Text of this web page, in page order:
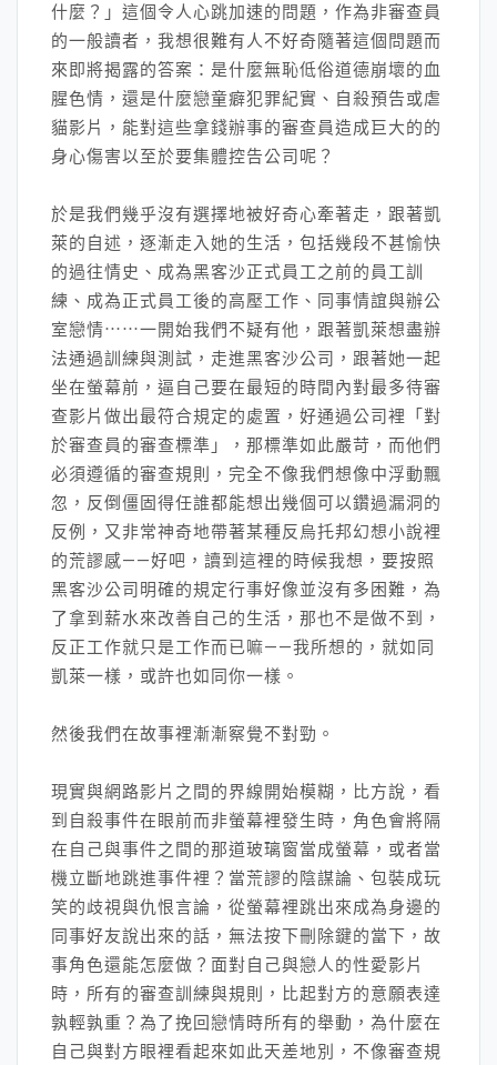
什麼？」這個令人心跳加速的問題，作為非審查員
的一般讀者，我想很難有人不好奇隨著這個問題而
來即將揭露的答案：是什麼無恥低俗道德崩壞的血
腥色情，還是什麼戀童癖犯罪紀實、自殺預告或虐
貓影片，能對這些拿錢辦事的審查員造成巨大的的
身心傷害以至於要集體控告公司呢？
於是我們幾乎沒有選擇地被好奇心牽著走，跟著凱
萊的自述，逐漸走入她的生活，包括幾段不甚愉快
的過往情史、成為黑客沙正式員工之前的員工訓
練、成為正式員工後的高壓工作、同事情誼與辦公
室戀情⋯⋯一開始我們不疑有他，跟著凱萊想盡辦
法通過訓練與測試，走進黑客沙公司，跟著她一起
坐在螢幕前，逼自己要在最短的時間內對最多待審
查影片做出最符合規定的處置，好通過公司裡「對
於審查員的審查標準」，那標準如此嚴苛，而他們
必須遵循的審查規則，完全不像我們想像中浮動飄
忽，反倒僵固得任誰都能想出幾個可以鑽過漏洞的
反例，又非常神奇地帶著某種反烏托邦幻想小說裡
的荒謬感——好吧，讀到這裡的時候我想，要按照
黑客沙公司明確的規定行事好像並沒有多困難，為
了拿到薪水來改善自己的生活，那也不是做不到，
反正工作就只是工作而已嘛——我所想的，就如同
凱萊一樣，或許也如同你一樣。
然後我們在故事裡漸漸察覺不對勁。
現實與網路影片之間的界線開始模糊，比方說，看
到自殺事件在眼前而非螢幕裡發生時，角色會將隔
在自己與事件之間的那道玻璃窗當成螢幕，或者當
機立斷地跳進事件裡？當荒謬的陰謀論、包裝成玩
笑的歧視與仇恨言論，從螢幕裡跳出來成為身邊的
同事好友說出來的話，無法按下刪除鍵的當下，故
事角色還能怎麼做？面對自己與戀人的性愛影片
時，所有的審查訓練與規則，比起對方的意願表達
孰輕孰重？為了挽回戀情時所有的舉動，為什麼在
自己與對方眼裡看起來如此天差地別，不像審查規